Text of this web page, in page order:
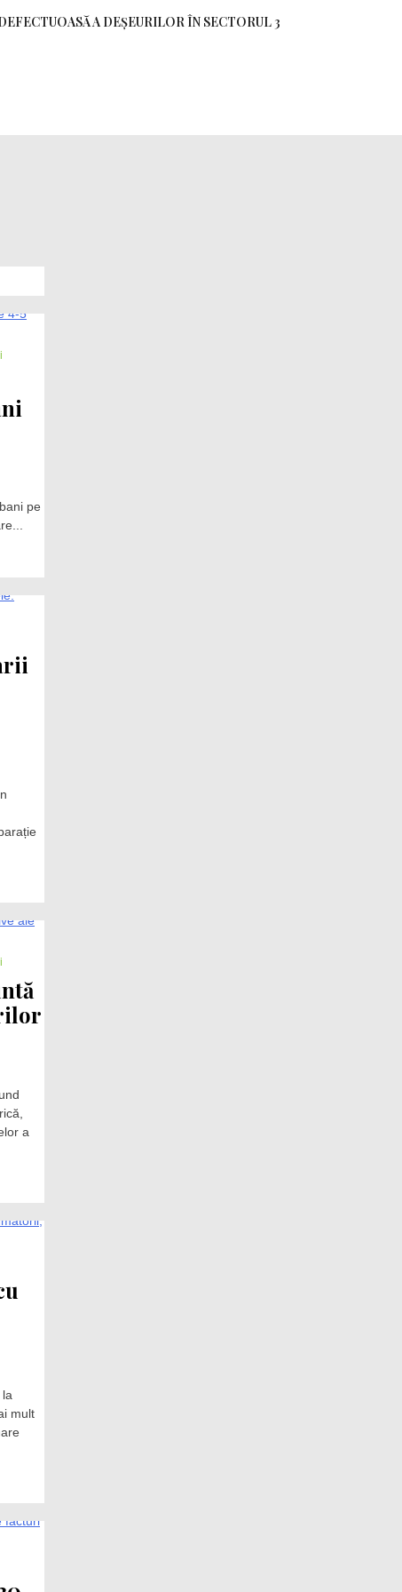
A DEȘEURILOR ÎN SECTORUL 3
pe
a
mult